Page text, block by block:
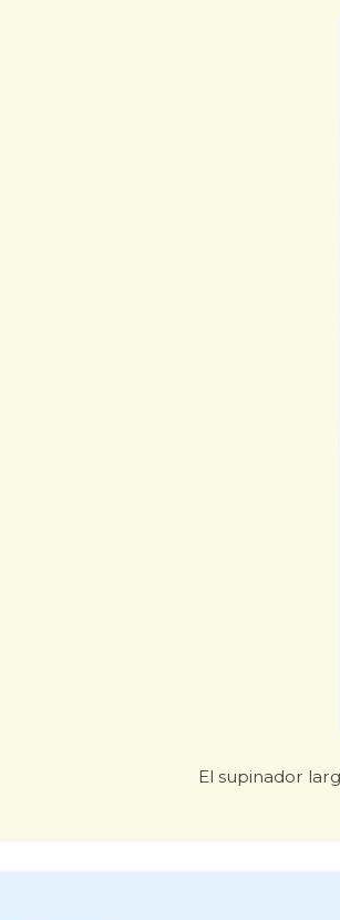
El supinador